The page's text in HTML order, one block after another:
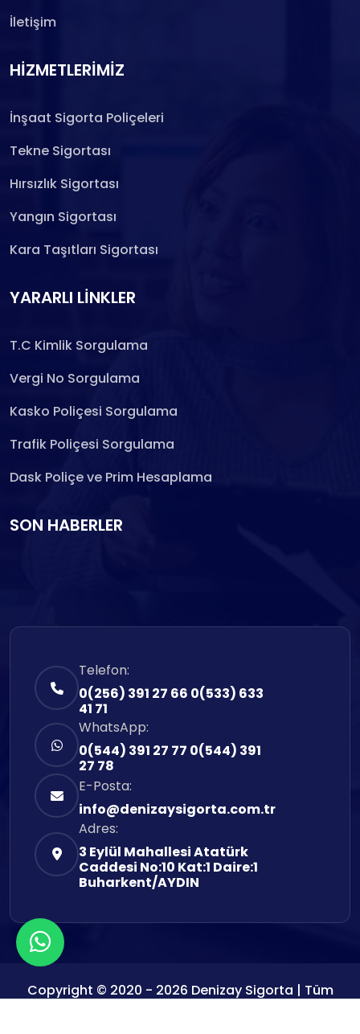
İletişim
HIZMETLERIMIZ
İnşaat Sigorta Poliçeleri
Tekne Sigortası
Hırsızlık Sigortası
Yangın Sigortası
Kara Taşıtları Sigortası
YARARLI LINKLER
T.C Kimlik Sorgulama
Vergi No Sorgulama
Kasko Poliçesi Sorgulama
Trafik Poliçesi Sorgulama
Dask Poliçe ve Prim Hesaplama
SON HABERLER
Telefon:
0(256) 391 27 66 0(533) 633
41 71
WhatsApp:
0(544) 391 27 77 0(544) 391
27 78
E-Posta:
info@denizaysigorta.com.tr
Adres:
3 Eylül Mahallesi Atatürk
Caddesi No:10 Kat:1 Daire:1
Buharkent/AYDIN
Copyright © 2020 - 2026 Denizay Sigorta | Tüm